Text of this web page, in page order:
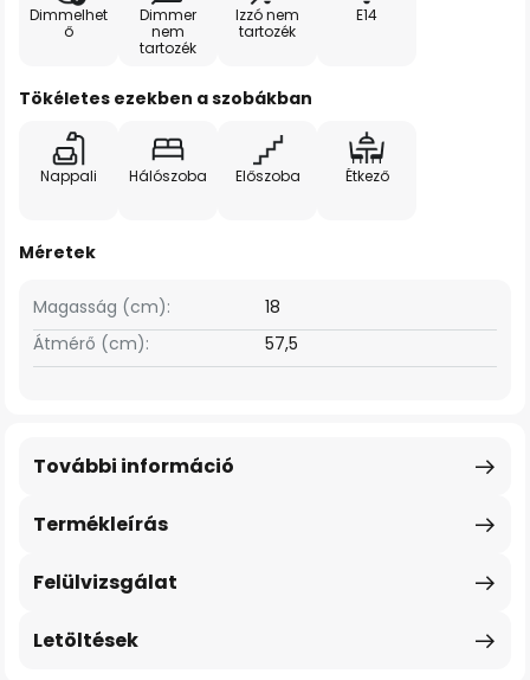
Dimmelhet
ő
Dimmer
nem
tartozék
Izzó nem
tartozék
E14
Tökéletes ezekben a szobákban
Nappali Hálószoba Előszoba Étkező
Méretek
Magasság (cm):
18
Átmérő (cm):
57,5
Termékleírás
További információ
Felülvizsgálat
Letöltések